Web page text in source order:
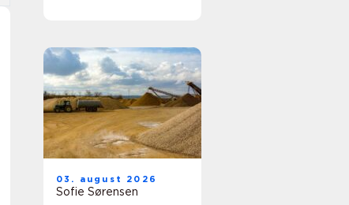
03. august 2026
Sofie Sørensen